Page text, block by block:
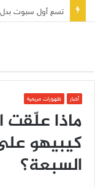
أخبار ظهورات مريمية
ماذا علّقت
كيبيهو
السبعة؟